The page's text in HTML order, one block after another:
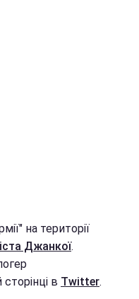
на території
Джанкої.
в Twitter.